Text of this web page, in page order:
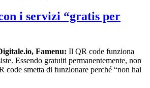
i servizi “gratis per
Famenu: Il QR code funziona
Essendo gratuiti permanentemente, non
code smetta di funzionare perché “non hai